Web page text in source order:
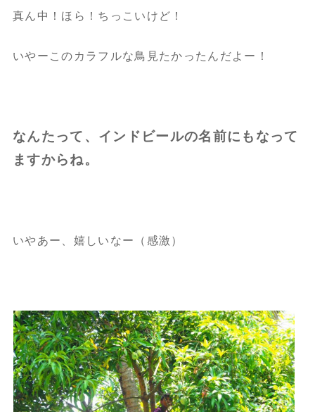
真ん中！ほら！ちっこいけど！
いやーこのカラフルな鳥見たかったんだよー！
なんたって、インドビールの名前にもなって
ますからね。
いやあー、嬉しいなー（感激）